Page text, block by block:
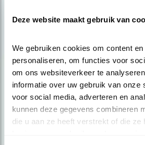
Deze website maakt gebruik van
We gebruiken cookies om content
personaliseren, om functies voor
om ons websiteverkeer te
informatie over uw gebruik van onze
voor social media, adverteren en
kunnen deze gegevens combineren
die u aan ze heeft verstrekt of die ze
Meld je aan en ontvang nieuws,
over vogels en activiteiten van
AANMELDEN VOGELNIEUWS
Volg ons via social media